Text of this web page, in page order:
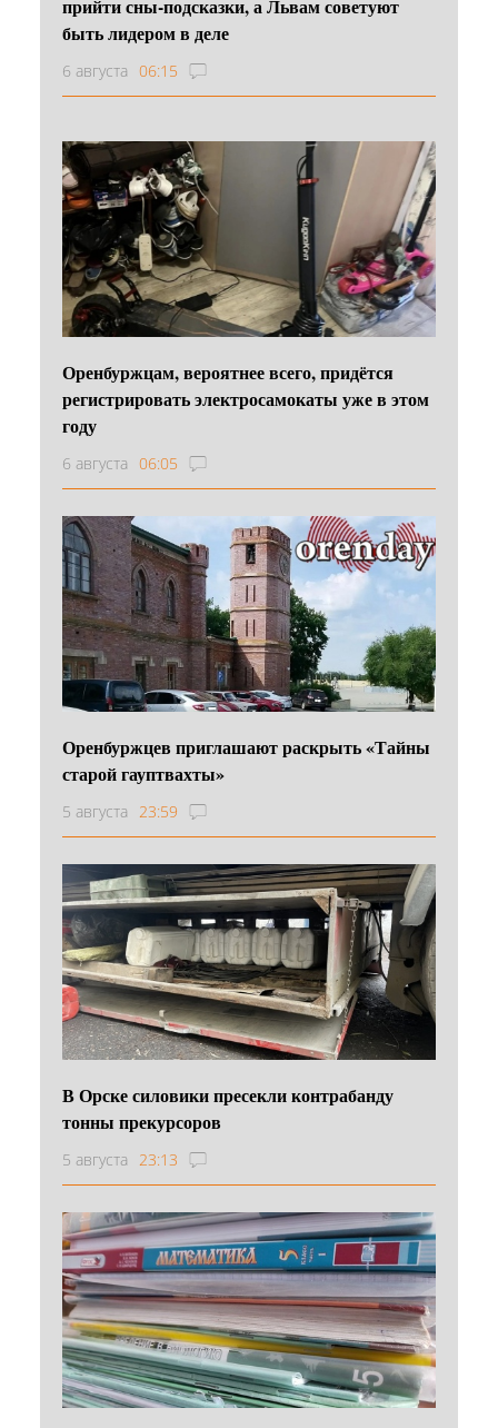
прийти сны-подсказки, а Львам советуют
быть лидером в деле
6 августа 06:15
Оренбуржцам, вероятнее всего, придётся
регистрировать электросамокаты уже в этом
году
6 августа 06:05
Оренбуржцев приглашают раскрыть «Тайны
старой гауптвахты»
5 августа 23:59
В Орске силовики пресекли контрабанду
тонны прекурсоров
5 августа 23:13